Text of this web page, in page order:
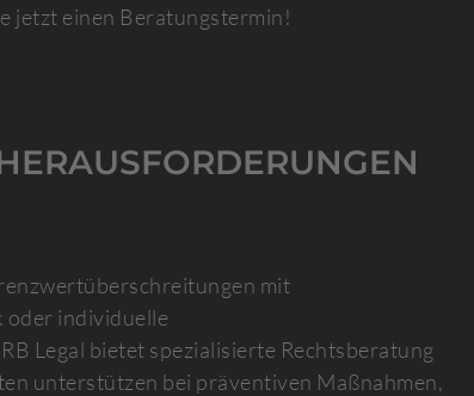
jetzt einen Beratungstermin!
mit
oder individuelle
Legal bietet spezialisierte Rechtsberatung
unterstützen bei präventiven Maßnahmen,